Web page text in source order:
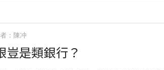
：陳冲
豈是類銀行？